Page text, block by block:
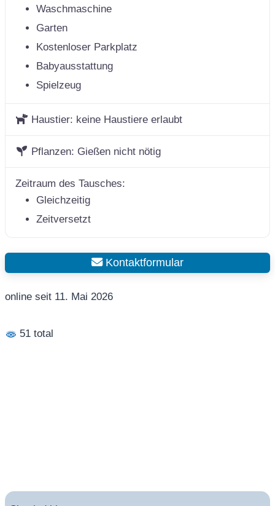
Waschmaschine
Garten
Kostenloser Parkplatz
Babyausstattung
Spielzeug
Haustier: keine Haustiere erlaubt
Pflanzen: Gießen nicht nötig
Zeitraum des Tausches:
Gleichzeitig
Zeitversetzt
Kontaktformular
online seit 11. Mai 2026
51 total